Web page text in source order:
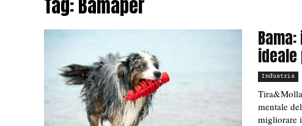
Tag: Bamaper
Industria
mentale
migliorare